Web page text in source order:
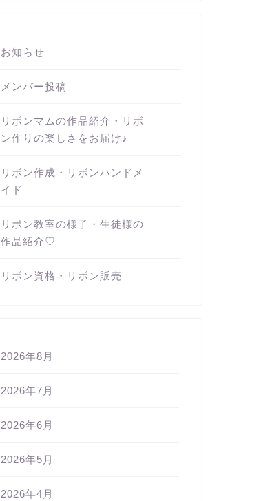
お知らせ
メンバー投稿
リボンマムの作品紹介・リボ
ン作りの楽しさをお届け♪
リボン作成・リボンハンドメ
イド
リボン教室の様子・生徒様の
作品紹介♡
リボン資格・リボン販売
2026年8月
2026年7月
2026年6月
2026年5月
2026年4月